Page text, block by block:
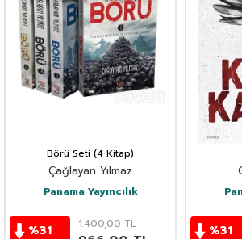
Börü Seti (4 Kitap)
Çağlayan Yılmaz
Panama Yayıncılık
%31 1.400,00TL %31